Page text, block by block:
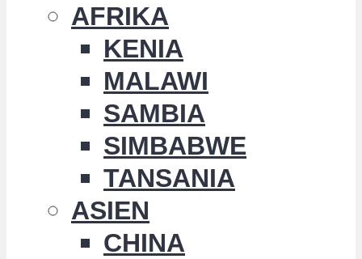
AFRIKA
KENIA
MALAWI
SAMBIA
SIMBABWE
TANSANIA
ASIEN
CHINA